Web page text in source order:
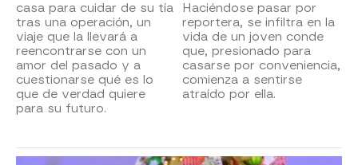
casa para cuidar de su tía
tras una operación, un
viaje que la llevará a
reencontrarse con un
amor del pasado y a
cuestionarse qué es lo
que de verdad quiere
para su futuro.
Haciéndose pasar por
reportera, se infiltra en la
vida de un joven conde
que, presionado para
casarse por conveniencia,
comienza a sentirse
atraído por ella.